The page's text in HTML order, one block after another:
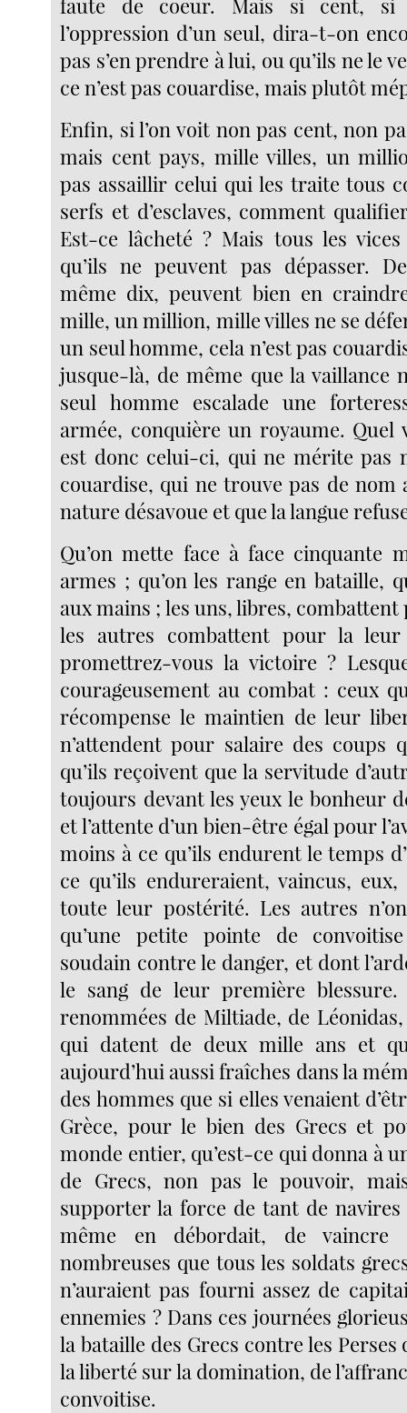
faute de coeur. Mais si cent, si
l’oppression d’un seul, dira-t-on
pas s’en prendre à lui, ou qu’ils ne le
ce n’est pas couardise, mais plutôt
Enfin, si l’on voit non pas cent, non
mais cent pays, mille villes, un
pas assaillir celui qui les traite tous
serfs et d’esclaves, comment
Est-ce lâcheté ? Mais tous les
qu’ils ne peuvent pas dépasser.
même dix, peuvent bien en
mille, un million, mille villes ne se
un seul homme, cela n’est pas
jusque-là, de même que la vaillance
seul homme escalade une
armée, conquière un royaume. Quel
est donc celui-ci, qui ne mérite pas
couardise, qui ne trouve pas de nom
nature désavoue et que la langue
Qu’on mette face à face cinquante
armes ; qu’on les range en bataille,
aux mains ; les uns, libres,
les autres combattent pour la leur
promettrez-vous la victoire ?
courageusement au combat : ceux
récompense le maintien de leur
n’attendent pour salaire des coups
qu’ils reçoivent que la servitude
toujours devant les yeux le bonheur
et l’attente d’un bien-être égal pour
moins à ce qu’ils endurent le temps
ce qu’ils endureraient, vaincus,
toute leur postérité. Les autres
qu’une petite pointe de convoitise
soudain contre le danger, et dont
le sang de leur première
renommées de Miltiade, de
qui datent de deux mille ans et
aujourd’hui aussi fraîches dans la
des hommes que si elles venaient
Grèce, pour le bien des Grecs et
monde entier, qu’est-ce qui donna à
de Grecs, non pas le pouvoir,
supporter la force de tant de
même en débordait, de vaincre
nombreuses que tous les soldats
n’auraient pas fourni assez de
ennemies ? Dans ces journées
la bataille des Grecs contre les
la liberté sur la domination, de
convoitise.